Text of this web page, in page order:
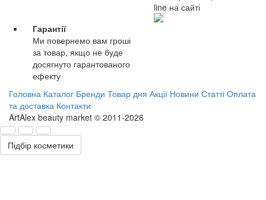
line на сайті
Гарантії
Ми повернемо вам гроші
за товар, якщо не буде
досягнуто гарантованого
ефекту
Головна Каталог Бренди Товар дня Акції Новини Статті Оплата
та доставка Контакти
ArtAlex beauty market © 2011-2026
Підбір косметики